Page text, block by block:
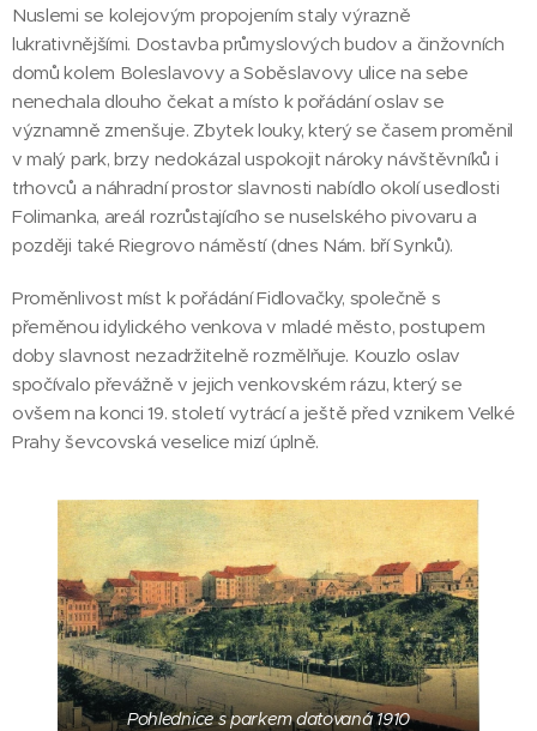
Nuslemi se kolejovým propojením staly výrazně
lukrativnějšími. Dostavba průmyslových budov a činžovních
domů kolem Boleslavovy a Soběslavovy ulice na sebe
nenechala dlouho čekat a místo k pořádání oslav se
významně zmenšuje. Zbytek louky, který se časem proměnil
v malý park, brzy nedokázal uspokojit nároky návštěvníků i
trhovců a náhradní prostor slavnosti nabídlo okolí usedlosti
Folimanka, areál rozrůstajícího se nuselského pivovaru a
později také Riegrovo náměstí (dnes Nám. bří Synků).
Proměnlivost míst k pořádání Fidlovačky, společně s
přeměnou idylického venkova v mladé město, postupem
doby slavnost nezadržitelně rozmělňuje. Kouzlo oslav
spočívalo převážně v jejich venkovském rázu, který se
ovšem na konci 19. století vytrácí a ještě před vznikem Velké
Prahy ševcovská veselice mizí úplně.
Pohlednice s parkem datovaná 1910